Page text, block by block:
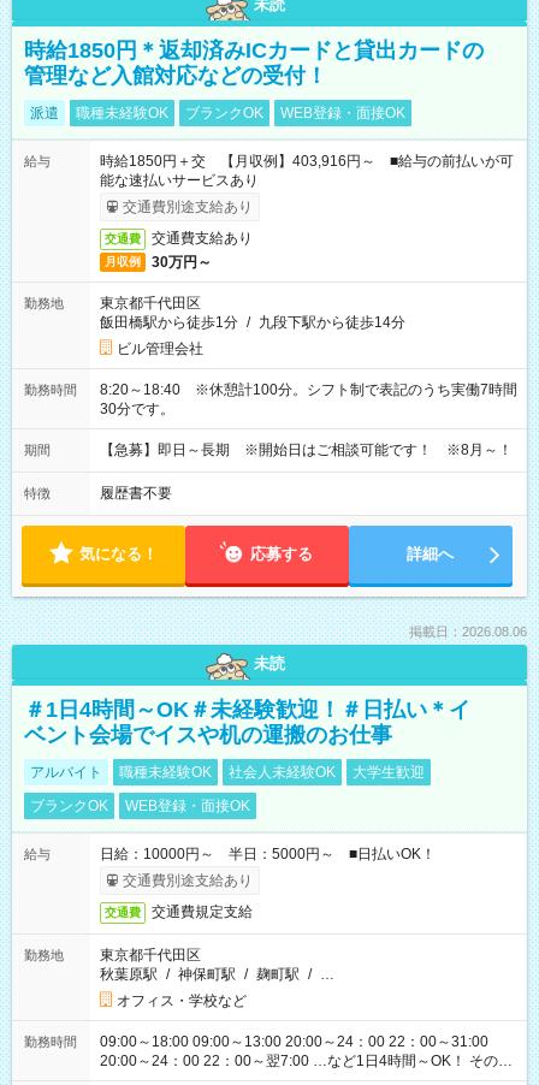
未読
時給1850円＊返却済みICカードと貸出カードの
管理など入館対応などの受付！
派遣 職種未経験OK ブランクOK WEB登録・面接OK
給与
時給1850円＋交 【月収例】403,916円～ ■給与の前払いが可
能な速払いサービスあり
交通費別途支給あり
交通費 交通費支給あり
月収例 30万円～
勤務地
東京都千代田区
飯田橋駅から徒歩1分 / 九段下駅から徒歩14分
ビル管理会社
勤務時間
8:20～18:40 ※休憩計100分。シフト制で表記のうち実働7時間
30分です。
期間 【急募】即日～長期 ※開始日はご相談可能です！ ※8月～！
特徴 履歴書不要
気になる！ 応募する 詳細へ
掲載日：2026.08.06
未読
＃1日4時間～OK＃未経験歓迎！＃日払い＊イ
ベント会場でイスや机の運搬のお仕事
アルバイト 職種未経験OK 社会人未経験OK
大学生歓迎
ブランクOK
WEB登録・面接OK
給与
日給：10000円～ 半日：5000円～ ■日払いOK！
交通費別途支給あり
交通費 交通費規定支給
勤務地
東京都千代田区
秋葉原駅 / 神保町駅 / 麹町駅 / …
オフィス・学校など
勤務時間
09:00～18:00 09:00～13:00 20:00～24：00 22：00～31:00
20:00～24：00 22：00～翌7:00 …など1日4時間～OK！ その他
シフトもございます！ お気軽にご相談ください！